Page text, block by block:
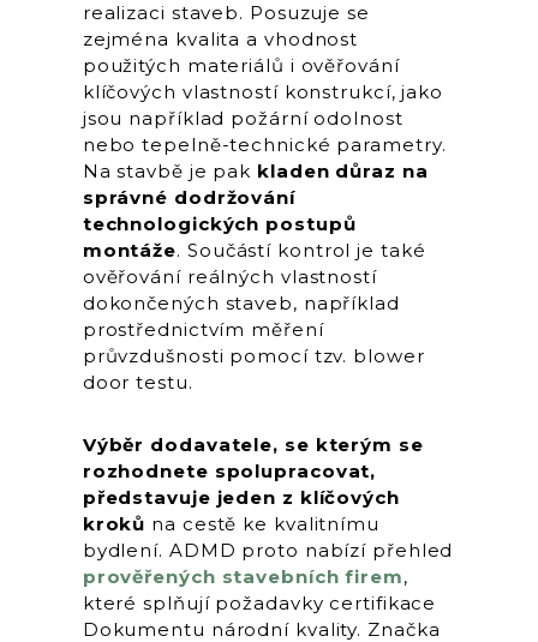
realizaci staveb. Posuzuje se
zejména kvalita a vhodnost
použitých materiálů i ověřování
klíčových vlastností konstrukcí, jako
jsou například požární odolnost
nebo tepelně-technické parametry.
Na stavbě je pak kladen důraz na
správné dodržování
technologických postupů
montáže. Součástí kontrol je také
ověřování reálných vlastností
dokončených staveb, například
prostřednictvím měření
průvzdušnosti pomocí tzv. blower
door testu.
Výběr dodavatele, se kterým se
rozhodnete spolupracovat,
představuje jeden z klíčových
kroků na cestě ke kvalitnímu
bydlení. ADMD proto nabízí přehled
prověřených stavebních firem,
které splňují požadavky certifikace
Dokumentu národní kvality. Značka